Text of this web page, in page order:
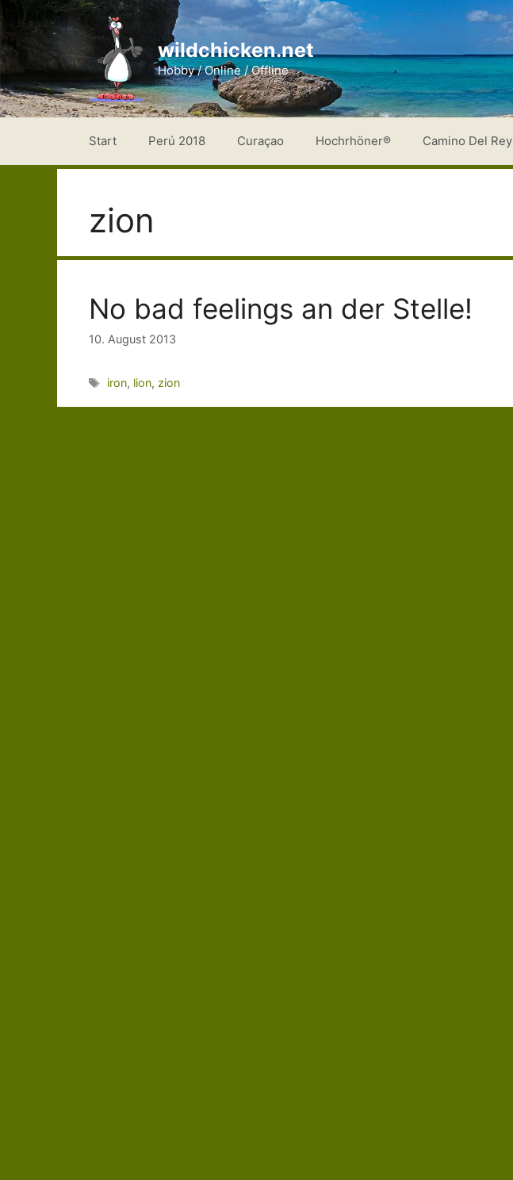
Zum
Inhalt
springen
wildchicken.net
Hobby / Online / Offline
Start Perú 2018 Curaçao Hochrhöner® Camino Del Rey
zion
No bad feelings an der Stelle!
10. August 2013
Schlagwörter
iron, lion,zion